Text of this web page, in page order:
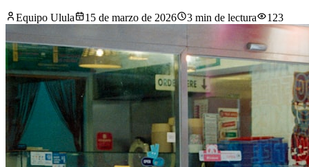
Equipo Ulula 15 de marzo de 2026 3 min de lectura 123